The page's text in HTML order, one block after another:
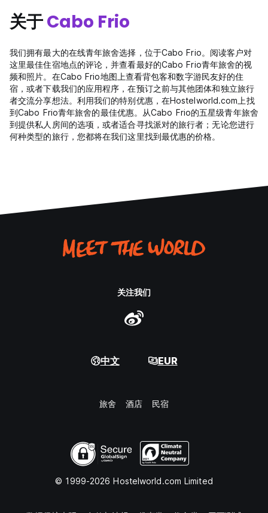
关于Cabo Frio
我们拥有最大的在线青年旅舍选择，位于Cabo Frio。阅读客户对
这里最佳住宿地点的评论，并查看最好的Cabo Frio青年旅舍的视
频和照片。在Cabo Frio地图上查看背包客和数字游民友好的住
宿，或者下载我们的应用程序，在预订之前与其他团体和独立旅行
者交流分享想法。利用我们的特别优惠，在Hostelworld.com上找
到Cabo Frio青年旅舍的最佳优惠。从Cabo Frio的五星级青年旅舍
到提供私人房间的选项，或者适合寻找派对的旅行者；无论您进行
何种类型的旅行，您都将在我们这里找到最优惠的价格。
关注我们
中文 EUR
旅舍 酒店 民宿
© 1999-2026 Hostelworld.com Limited